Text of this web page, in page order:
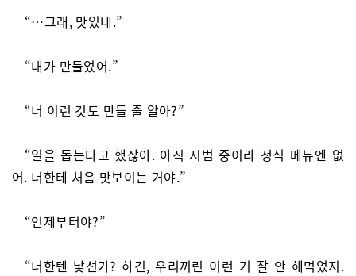
“…그래, 맛있네.”
“내가 만들었어.”
“너 이런 것도 만들 줄 알아?”
“일을 돕는다고 했잖아. 아직 시범 중이라 정식 메뉴엔 없
어. 너한테 처음 맛보이는 거야.”
“언제부터야?”
“너한텐 낯선가? 하긴, 우리끼린 이런 거 잘 안 해먹었지.